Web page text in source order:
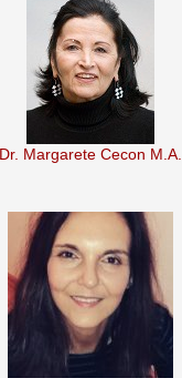
Dr. Margarete Cecon M.A.